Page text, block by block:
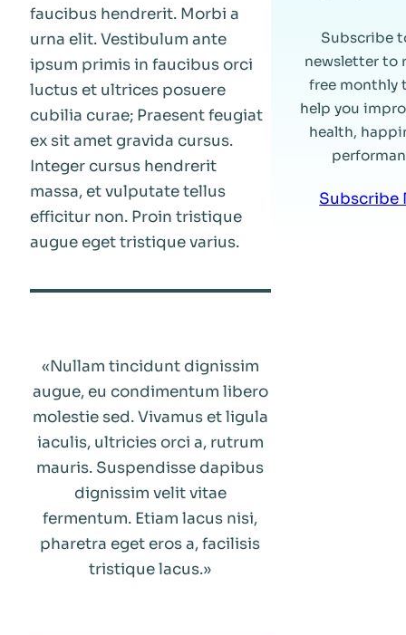
faucibus hendrerit. Morbi a
urna elit. Vestibulum ante
ipsum primis in faucibus orci
luctus et ultrices posuere
cubilia curae; Praesent feugiat
ex sit amet gravida cursus.
Integer cursus hendrerit
massa, et vulputate tellus
efficitur non. Proin tristique
augue eget tristique varius.
«Nullam tincidunt dignissim
augue, eu condimentum libero
molestie sed. Vivamus et ligula
iaculis, ultricies orci a, rutrum
mauris. Suspendisse dapibus
dignissim velit vitae
fermentum. Etiam lacus nisi,
pharetra eget eros a, facilisis
tristique lacus.»
Subscribe
newsletter to
free monthly
help you
health,
Subscribe